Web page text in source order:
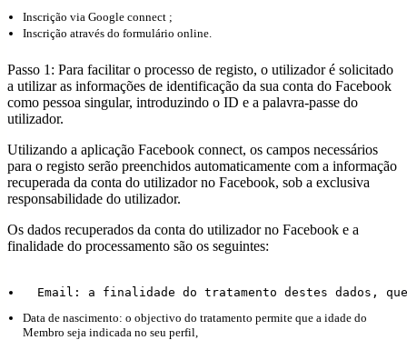
Inscrição via Google connect ;
Inscrição através do formulário online.
Passo 1: Para facilitar o processo de registo, o utilizador é solicitado
a utilizar as informações de identificação da sua conta do Facebook
como pessoa singular, introduzindo o ID e a palavra-passe do
utilizador.
Utilizando a aplicação Facebook connect, os campos necessários
para o registo serão preenchidos automaticamente com a informação
recuperada da conta do utilizador no Facebook, sob a exclusiva
responsabilidade do utilizador.
Os dados recuperados da conta do utilizador no Facebook e a
finalidade do processamento são os seguintes:
Email: a finalidade do tratamento destes dados,
Data de nascimento: o objectivo do tratamento permite que a idade do
Membro seja indicada no seu perfil,